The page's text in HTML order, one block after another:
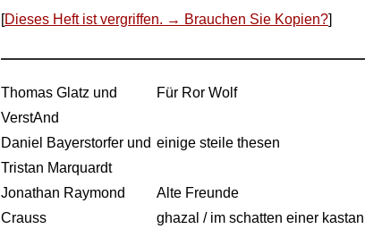
[Dieses Heft ist vergriffen. → Brauchen Sie Kopien?]
Thomas Glatz und
VerstAnd
Für Ror Wolf
Daniel Bayerstorfer und
Tristan Marquardt
einige steile thesen
Jonathan Raymond
Alte Freunde
Crauss
ghazal / im schatten einer